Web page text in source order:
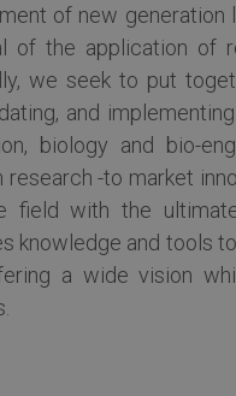
of new
the application of
we seek to put
and
biology and bio-
-to market
field with the
knowledge and tools
a wide vision